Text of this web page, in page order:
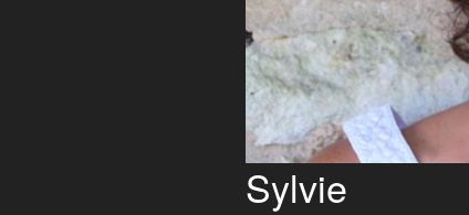
Sylvie